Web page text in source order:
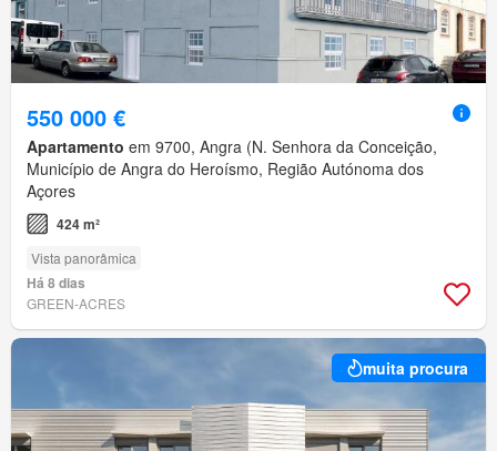
550 000 €
Apartamento em 9700, Angra (N. Senhora da Conceição,
Município de Angra do Heroísmo, Região Autónoma dos
Açores
424 m²
Vista panorâmica
Há 8 dias
GREEN-ACRES
muita procura